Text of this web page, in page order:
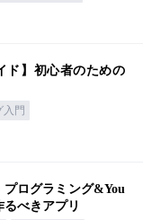
ド】初心者のための
入門
プログラミング&You
べきアプリ